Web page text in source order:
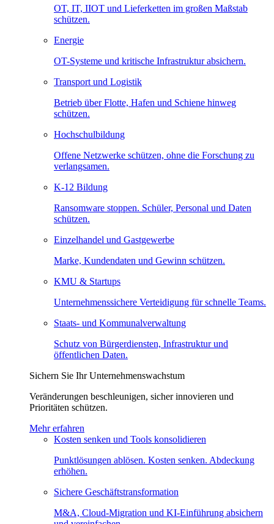
OT, IT, IIOT und Lieferketten im großen Maßstab
schützen.
Energie
OT-Systeme und kritische Infrastruktur absichern.
Transport und Logistik
Betrieb über Flotte, Hafen und Schiene hinweg
schützen.
Hochschulbildung
Offene Netzwerke schützen, ohne die Forschung zu
verlangsamen.
K-12 Bildung
Ransomware stoppen. Schüler, Personal und Daten
schützen.
Einzelhandel und Gastgewerbe
Marke, Kundendaten und Gewinn schützen.
KMU & Startups
Unternehmenssichere Verteidigung für schnelle Teams.
Staats- und Kommunalverwaltung
Schutz von Bürgerdiensten, Infrastruktur und
öffentlichen Daten.
Sichern Sie Ihr Unternehmenswachstum
Veränderungen beschleunigen, sicher innovieren und
Prioritäten schützen.
Mehr erfahren
Kosten senken und Tools konsolidieren
Punktlösungen ablösen. Kosten senken. Abdeckung
erhöhen.
Sichere Geschäftstransformation
M&A, Cloud-Migration und KI-Einführung absichern